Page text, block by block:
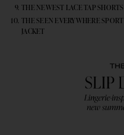
THE NEWEST LACE TAP SHORTS
THE SEEN EVERYWHERE SPORT
JACKET